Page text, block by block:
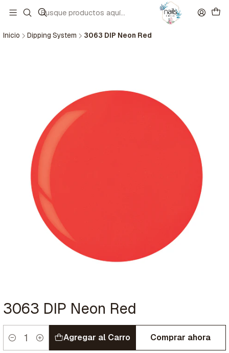
Inicio Dipping System 3063 DIP Neon Red
3063 DIP Neon Red
Cantidad
Agregar al Carro Comprar ahora